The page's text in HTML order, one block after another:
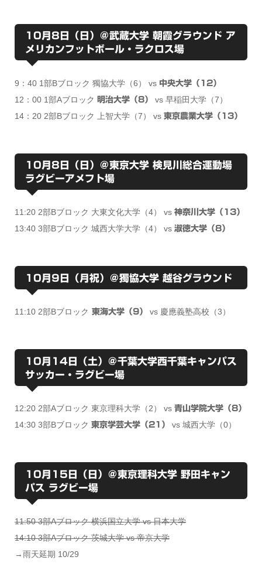
10月8日（日）＠武蔵大学 朝霞グラウンド ア
メリカンフットボール・ラクロス場
9：40 1部Bブロック 獨協大学（6） vs 中央大学（12）
12：00 1部Aブロック 明治大学（8）
vs 早稲田大学（7）
14：20 2部Bブロック 上智大学（7） vs 東京農業大学（13）
10月8日（日）＠東京大学 検見川総合運動場
ラグビーアメフト場
11:20 2部Bブロック 大東文化大学（4） vs 神奈川大学（13）
13:40 3部Bブロック 城西大学大学（4） vs 淑徳大学（8）
10月9日（月祝）＠獨協大学 越谷グラウンド
11:10 2部Bブロック 東海大学（9） vs 慶應義塾高校（3）
10月14日（土）＠千葉大学西千葉キャンパス
サッカー・ラグビー場
12:20 2部Aブロック 東京理科大学（2） vs 青山学院大学（8）
14:30 3部Bブロック 東京学芸大学（21） vs 城西大学（0）
10月15日（日）＠東京理科大学 野田キャン
パス ラグビー場
11:50 3部Aブロック 横浜国立大学 vs 日本大学
14:10 3部Aブロック 茨城大学 vs 帝京大学
→雨天延期 10/29